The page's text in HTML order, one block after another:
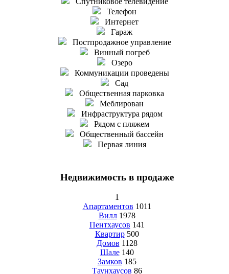
Телефон
Интернет
Гараж
Постпродажное управление
Винный погреб
Озеро
Коммуникации проведены
Сад
Общественная парковка
Меблирован
Инфраструктура рядом
Рядом с пляжем
Общественный бассейн
Первая линия
Недвижимость в продаже
1
Апартаментов 1011
Вилл 1978
Пентхаусов 141
Квартир 500
Домов 1128
Шале 140
Замков 185
Таунхаусов 86